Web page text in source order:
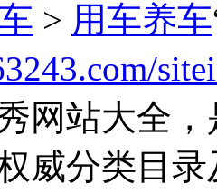
> 用车养车
网站大全
威分类目